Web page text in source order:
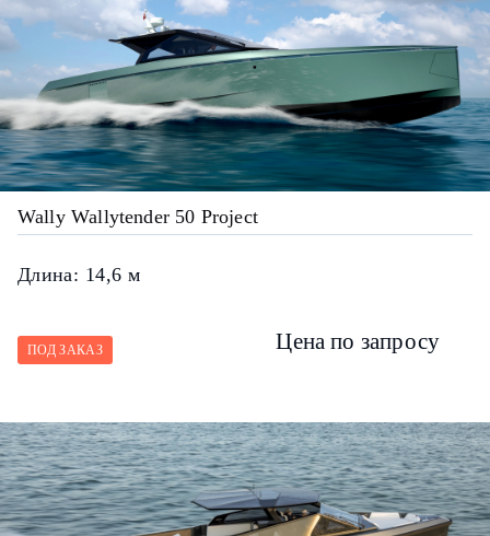
Wally Wallytender 50 Project
Длина: 14,6 м
ПОД ЗАКАЗ Цена по запросу